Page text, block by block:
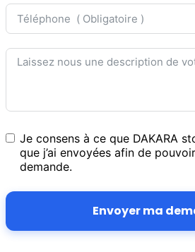
Je consens à ce que DAKARA
que j’ai envoyées afin de
demande.
Envoyer ma